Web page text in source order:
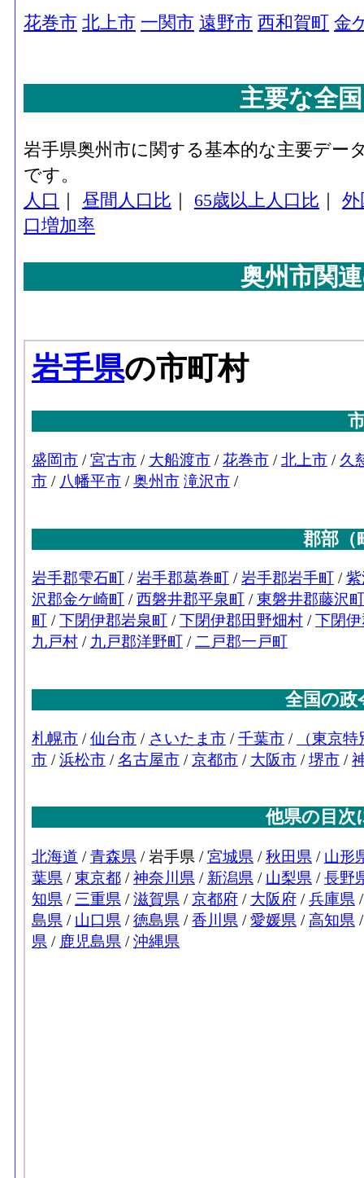
花巻市 北上市 一関市 遠野市 西和賀町 金
主要な全
岩手県奥州市に関する基本的な主要デ
です。
人口
昼間人口比 65歳以上人口比
外
口増加率
奥州市関